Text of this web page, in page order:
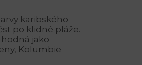
karibského
po klidné pláže.
jako
Kolumbie